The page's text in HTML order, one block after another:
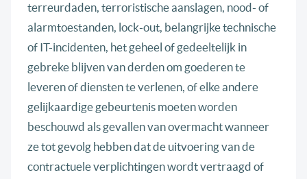
terreurdaden, terroristische aanslagen, nood- of
alarmtoestanden, lock-out, belangrijke technische
of IT-incidenten, het geheel of gedeeltelijk in
gebreke blijven van derden om goederen te
leveren of diensten te verlenen, of elke andere
gelijkaardige gebeurtenis moeten worden
beschouwd als gevallen van overmacht wanneer
ze tot gevolg hebben dat de uitvoering van de
contractuele verplichtingen wordt vertraagd of